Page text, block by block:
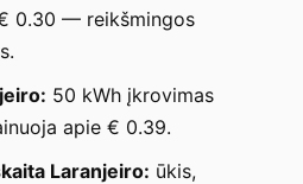
0.30 — reikšmingos
50 kWh įkrovimas
apie € 0.39.
Laranjeiro: ūkis,